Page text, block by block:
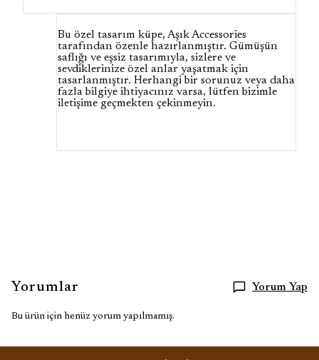
Bu özel tasarım küpe, Aşık Accessories
tarafından özenle hazırlanmıştır. Gümüşün
saflığı ve eşsiz tasarımıyla, sizlere ve
sevdiklerinize özel anlar yaşatmak için
tasarlanmıştır. Herhangi bir sorunuz veya daha
fazla bilgiye ihtiyacınız varsa, lütfen bizimle
iletişime geçmekten çekinmeyin.
Yorumlar Yorum Yap
Bu ürün için henüz yorum yapılmamış.